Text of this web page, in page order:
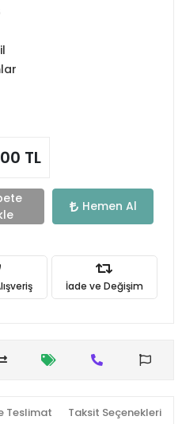
TL
Hemen Al
İade ve Değişim
Teslimat Taksit Seçenekleri